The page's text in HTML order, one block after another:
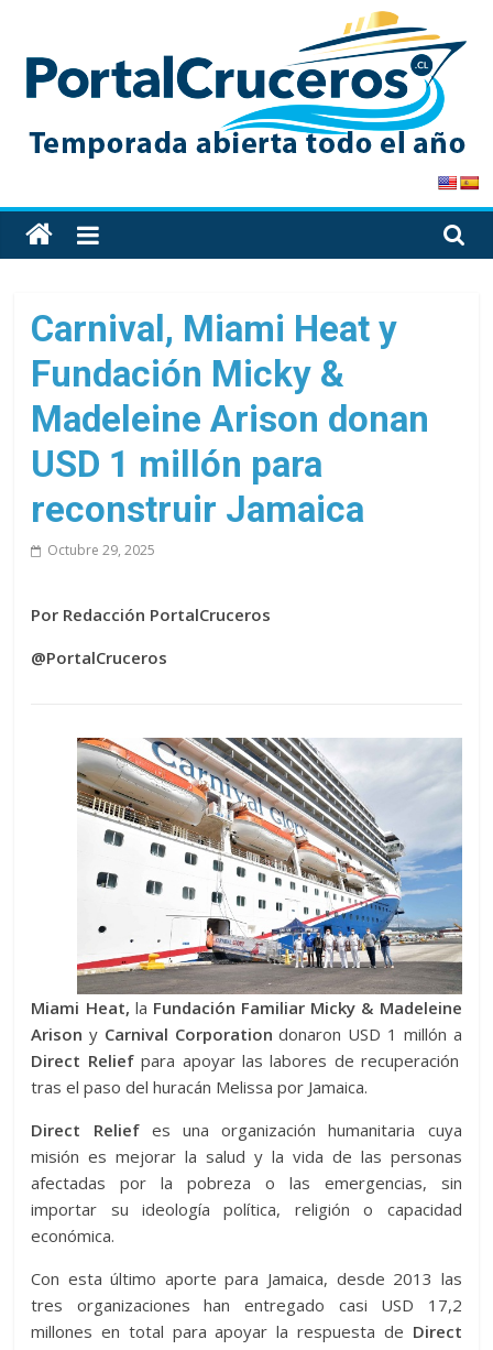
content
PortalCruceros
Toda
la
de
cruceros
en
un
solo
sitio
Carnival, Miami Heat y
Fundación Micky &
Madeleine Arison donan
USD 1 millón para
reconstruir Jamaica
Octubre 29, 2025
Por Redacción PortalCruceros
@PortalCruceros
Miami Heat, la Fundación Familiar Micky & Madeleine
Arison y Carnival Corporation donaron USD 1 millón a
Direct Reliefpara apoyar las labores de recuperación
tras el paso del huracán Melissa por Jamaica.
Direct Reliefes una organización humanitaria cuya
misión es mejorar la salud y la vida de las personas
afectadas por la pobreza o las emergencias, sin
importar su ideología política, religión o capacidad
económica.
Con esta último aporte para Jamaica, desde 2013 las
tres organizaciones han entregado casi USD 17,2
millones en total para apoyar la respuesta de Direct